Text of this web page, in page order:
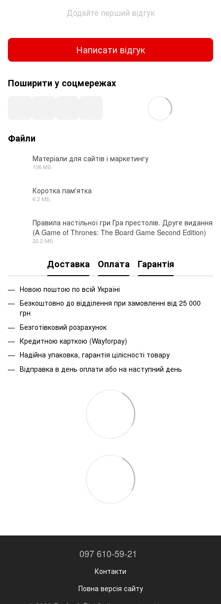
Додайте перший відгук
Написати відгук
Поширити у соцмережах
Файли
Матеріали для сайтів і маркетингу
106 МБ
Коротка пам'ятка
6.2 МБ
Правила настільної гри Гра престолів. Друге видання
(A Game of Thrones: The Board Game Second Edition)
20.2 МБ
Доставка Оплата Гарантія
Новою поштою по всій Україні
Безкоштовно до відділення при замовленні від 25 000
грн
Безготівковий розрахунок
Кредитною карткою (Wayforpay)
Надійна упаковка, гарантія цілісності товару
Відправка в день оплати або на наступний день
097 610-59-21
Контакти
Повна версія сайту